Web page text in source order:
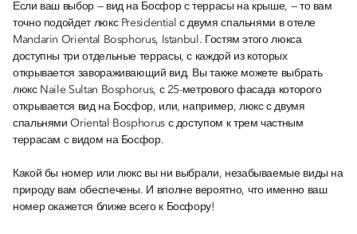
Если ваш выбор — вид на Босфор с террасы на крыше, — то вам
точно подойдет люкс Presidential с двумя спальнями в отеле
Mandarin Oriental Bosphorus, Istanbul. Гостям этого люкса
доступны три отдельные террасы, с каждой из которых
открывается завораживающий вид. Вы также можете выбрать
люкс Naile Sultan Bosphorus, с 25-метрового фасада которого
открывается вид на Босфор, или, например, люкс с двумя
спальнями Oriental Bosphorus с доступом к трем частным
террасам с видом на Босфор.
Какой бы номер или люкс вы ни выбрали, незабываемые виды на
природу вам обеспечены. И вполне вероятно, что именно ваш
номер окажется ближе всего к Босфору!